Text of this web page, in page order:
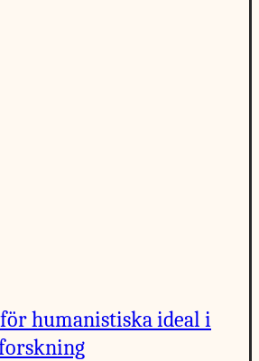
humanistiska ideal i